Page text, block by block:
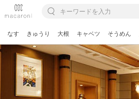
なす きゅうり 大根 キャベツ そうめん